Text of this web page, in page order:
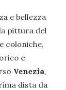
e bellezza
pittura del
coloniche,
e
Venezia,
dista da